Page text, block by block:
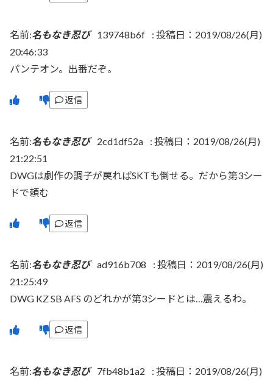
名前:名もなき忍び 139748b6f : 投稿日：2019/08/26(月)
20:46:33
パンテオン。出番だぞ。
返信
名前:名もなき忍び 2cd1df52a : 投稿日：2019/08/26(月)
21:22:51
DWGは劇作の調子が戻ればSKTも倒せる。だから第3シー
ドで頼む
返信
名前:名もなき忍び ad916b708 : 投稿日：2019/08/26(月)
21:25:49
DWG KZ SB AFS のどれかが第3シードとは…震えるわ。
返信
名前:名もなき忍び 7fb48b1a2 : 投稿日：2019/08/26(月)